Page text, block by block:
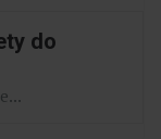
do